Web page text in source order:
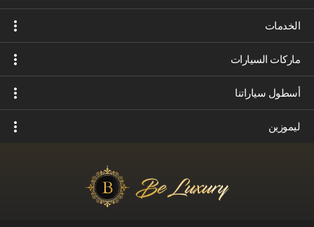
الخدمات
ماركات السيارات
أسطول سياراتنا
ليموزين